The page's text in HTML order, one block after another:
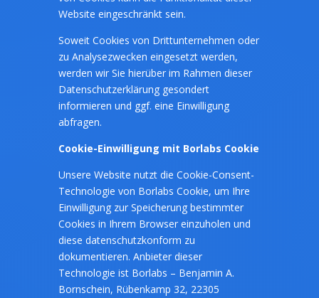
Website eingeschränkt sein.
Soweit Cookies von Drittunternehmen oder
zu Analysezwecken eingesetzt werden,
werden wir Sie hierüber im Rahmen dieser
Datenschutzerklärung gesondert
informieren und ggf. eine Einwilligung
abfragen.
Cookie-Einwilligung mit Borlabs Cookie
Unsere Website nutzt die Cookie-Consent-
Technologie von Borlabs Cookie, um Ihre
Einwilligung zur Speicherung bestimmter
Cookies in Ihrem Browser einzuholen und
diese datenschutzkonform zu
dokumentieren. Anbieter dieser
Technologie ist Borlabs – Benjamin A.
Bornschein, Rübenkamp 32, 22305